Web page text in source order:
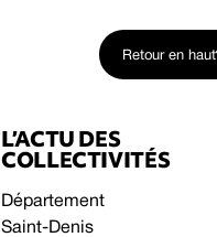
Retour en haut
L’ACTU DES
COLLECTIVITÉS
Département
Saint-Denis